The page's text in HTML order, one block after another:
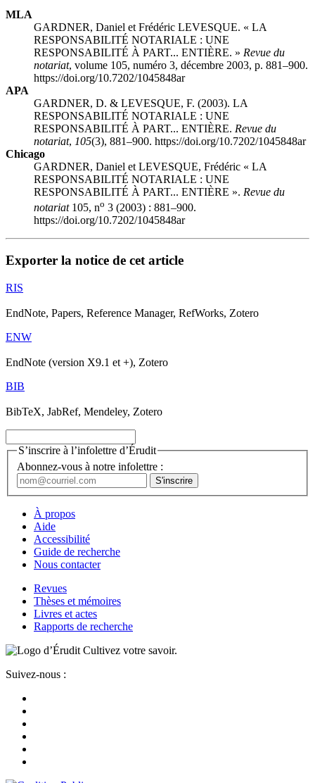
MLA
GARDNER, Daniel et Frédéric LEVESQUE. « LA
RESPONSABILITÉ NOTARIALE : UNE
RESPONSABILITÉ À PART... ENTIÈRE. » Revue du
notariat, volume 105, numéro 3, décembre 2003, p. 881–900.
https://doi.org/10.7202/1045848ar
APA
GARDNER, D. & LEVESQUE, F. (2003). LA
RESPONSABILITÉ NOTARIALE : UNE
RESPONSABILITÉ À PART... ENTIÈRE. Revue du
notariat, 105(3), 881–900. https://doi.org/10.7202/1045848ar
Chicago
GARDNER, Daniel et LEVESQUE, Frédéric « LA
RESPONSABILITÉ NOTARIALE : UNE
RESPONSABILITÉ À PART... ENTIÈRE ». Revue du
notariat105, no 3 (2003) : 881–900.
https://doi.org/10.7202/1045848ar
Exporter la notice de cet article
RIS
EndNote, Papers, Reference Manager, RefWorks, Zotero
ENW
EndNote (version X9.1 et +), Zotero
BIB
BibTeX, JabRef, Mendeley, Zotero
S’inscrire à l’infolettre d’Érudit
Abonnez-vous à notre infolettre :
À propos
Aide
Accessibilité
Guide de recherche
Nous contacter
Revues
Thèses et mémoires
Livres et actes
Rapports de recherche
Cultivez votre savoir.
Suivez-nous :